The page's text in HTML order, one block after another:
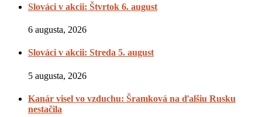
Slováci v akcii: Štvrtok 6. august
6 augusta, 2026
Slováci v akcii: Streda 5. august
5 augusta, 2026
Kanár visel vo vzduchu: Šramková na ďalšiu Rusku
nestačila